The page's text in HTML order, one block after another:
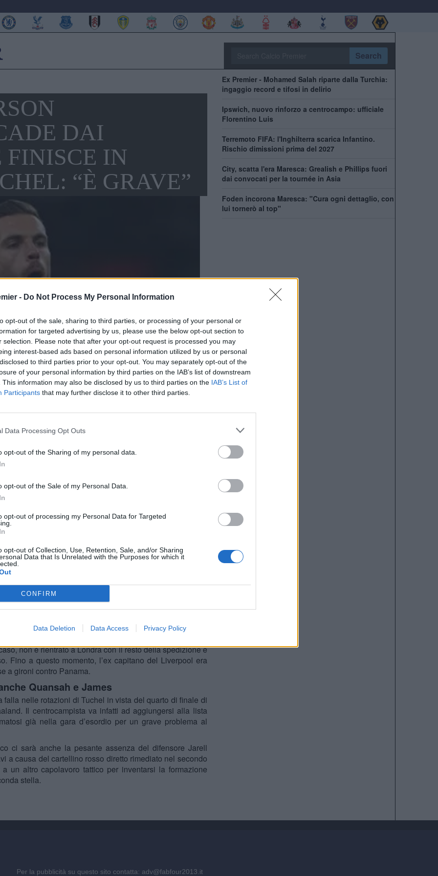
- Do Not Process My Personal Information
opt-out of the sale, sharing to third parties, or processing of your personal or
for targeted advertising by us, please use the below opt-out section to
selection. Please note that after your opt-out request is processed you may
interest-based ads based on personal information utilized by us or personal
to third parties prior to your opt-out. You may separately opt-out of the
of your personal information by third parties on the IAB’s list of downstream
This information may also be disclosed by us to third parties on the IAB’s List of
Participants that may further disclose it to other third parties.
Data Processing Opt Outs
opt-out of the Sharing of my personal data.
opt-out of the Sale of my Personal Data.
opt-out of processing my Personal Data for Targeted
opt-out of Collection, Use, Retention, Sale, and/or Sharing
Data that Is Unrelated with the Purposes for which it
CONFIRM
Data Deletion Data Access Privacy Policy
Search
DAI
FINISCE IN
“È GRAVE”
all’Inghilterrauna macchia dolorosa e decisamente
Leonicontro il Messico negli ottavi di finale del Mondiale. A
tecnico Thomas Tuchel nel post-partita.
nei minuti finali per fare schermo davanti alla
oltre i tabelloni pubblicitari dello stadio Azteca
veterano inglese, costretto a lasciare il terreno di gioco in
destato forte preoccupazione, poi confermata dai
non ha nascosto la gravità della situazione, che rovina
infortunato al polso. La dinamica è davvero brutta.Si
stonata in una serata fantastica: Jordan adesso
che è stato immediatamente trasferito in ospedale”.
da un membro dello staff medico della Nazionale per
non è rientrato a Londra con il resto della spedizione e
Fino a questo momento, l’ex capitano del Liverpool era
a gironi contro Panama.
Quansah e James
falla nelle rotazioni di Tuchel in vista del quarto di finale di
Il centrocampista va infatti ad aggiungersi alla lista
già nella gara d’esordio per un grave problema al
ci sarà anche la pesante assenza del difensore Jarell
a causa del cartellino rosso diretto rimediato nel secondo
un altro capolavoro tattico per inventarsi la formazione
stella.
Ex Premier - Mohamed Salah riparte dalla Turchia:
ingaggio record e tifosi in delirio
Ipswich, nuovo rinforzo a centrocampo: ufficiale
Florentino Luis
Terremoto FIFA: l'Inghilterra scarica Infantino.
Rischio dimissioni prima del 2027
City, scatta l'era Maresca: Grealish e Phillips fuori
dai convocati per la tournée in Asia
Foden incorona Maresca: "Cura ogni dettaglio, con
lui tornerò al top"
Per la pubblicità su questo sito contatta: adv@fabfour2013.it